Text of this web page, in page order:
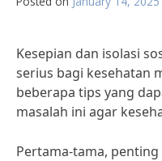
Kesepian dan isolasi
serius bagi kesehatan
beberapa tips yang
masalah ini agar
Pertama-tama,